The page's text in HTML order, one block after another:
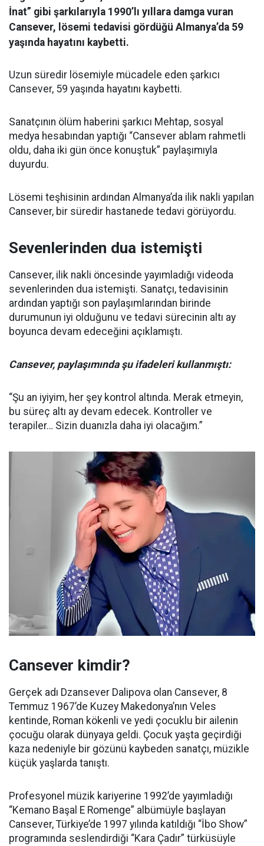
İnat” gibi şarkılarıyla 1990’lı yıllara damga vuran
Cansever, lösemi tedavisi gördüğü Almanya’da 59
yaşında hayatını kaybetti.
Uzun süredir lösemiyle mücadele eden şarkıcı
Cansever, 59 yaşında hayatını kaybetti.
Sanatçının ölüm haberini şarkıcı Mehtap, sosyal
medya hesabından yaptığı “Cansever ablam rahmetli
oldu, daha iki gün önce konuştuk” paylaşımıyla
duyurdu.
Lösemi teşhisinin ardından Almanya’da ilik nakli yapılan
Cansever, bir süredir hastanede tedavi görüyordu.
Sevenlerinden dua istemişti
Cansever, ilik nakli öncesinde yayımladığı videoda
sevenlerinden dua istemişti. Sanatçı, tedavisinin
ardından yaptığı son paylaşımlarından birinde
durumunun iyi olduğunu ve tedavi sürecinin altı ay
boyunca devam edeceğini açıklamıştı.
Cansever, paylaşımında şu ifadeleri kullanmıştı:
“Şu an iyiyim, her şey kontrol altında. Merak etmeyin,
bu süreç altı ay devam edecek. Kontroller ve
terapiler… Sizin duanızla daha iyi olacağım.”
Cansever kimdir?
Gerçek adı Dzansever Dalipova olan Cansever, 8
Temmuz 1967’de Kuzey Makedonya’nın Veles
kentinde, Roman kökenli ve yedi çocuklu bir ailenin
çocuğu olarak dünyaya geldi. Çocuk yaşta geçirdiği
kaza nedeniyle bir gözünü kaybeden sanatçı, müzikle
küçük yaşlarda tanıştı.
Profesyonel müzik kariyerine 1992’de yayımladığı
“Kemano Başal E Romenge” albümüyle başlayan
Cansever, Türkiye’de 1997 yılında katıldığı “İbo Show”
programında seslendirdiği “Kara Çadır” türküsüyle